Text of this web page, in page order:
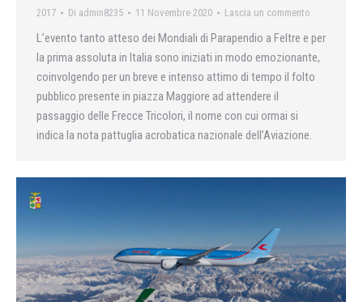
2017 Di admin8235 11 Novembre 2020 Lascia un commento
L’evento tanto atteso dei Mondiali di Parapendio a Feltre e per
la prima assoluta in Italia sono iniziati in modo emozionante,
coinvolgendo per un breve e intenso attimo di tempo il folto
pubblico presente in piazza Maggiore ad attendere il
passaggio delle Frecce Tricolori, il nome con cui ormai si
indica la nota pattuglia acrobatica nazionale dell’Aviazione.